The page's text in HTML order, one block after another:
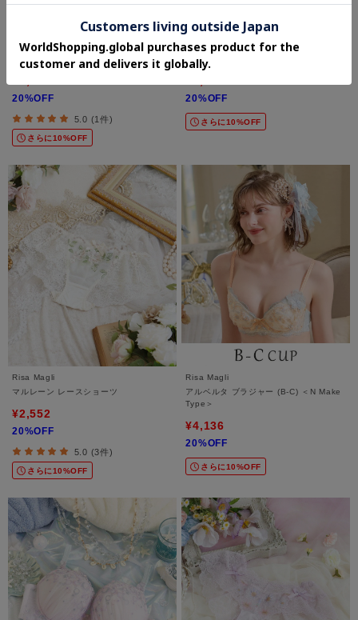
Risa Magli
フェナ レースショーツ
20%OFF
5.0 (1件)
さらに10%OFF
Risa Magli
マルレーン Tバック
20%OFF
さらに10%OFF
Risa Magli
マルレーン レースショーツ
¥2,552
20%OFF
5.0 (3件)
さらに10%OFF
Risa Magli
アルベルタ ブラジャー (B-C) ＜N Make
Type＞
¥4,136
20%OFF
さらに10%OFF